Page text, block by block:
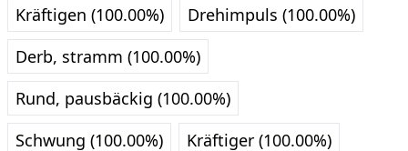
Kräftigen (100.00%)
Drehimpuls (100.00%)
Derb, stramm (100.00%)
Rund, pausbäckig (100.00%)
Schwung (100.00%)
Kräftiger (100.00%)